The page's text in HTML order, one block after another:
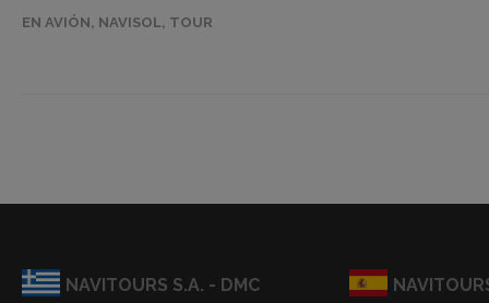
EN AVIÓN, NAVISOL, TOUR
NAVITOURS S.A. - DMC